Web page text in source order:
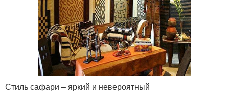
Стиль сафари – яркий и невероятный